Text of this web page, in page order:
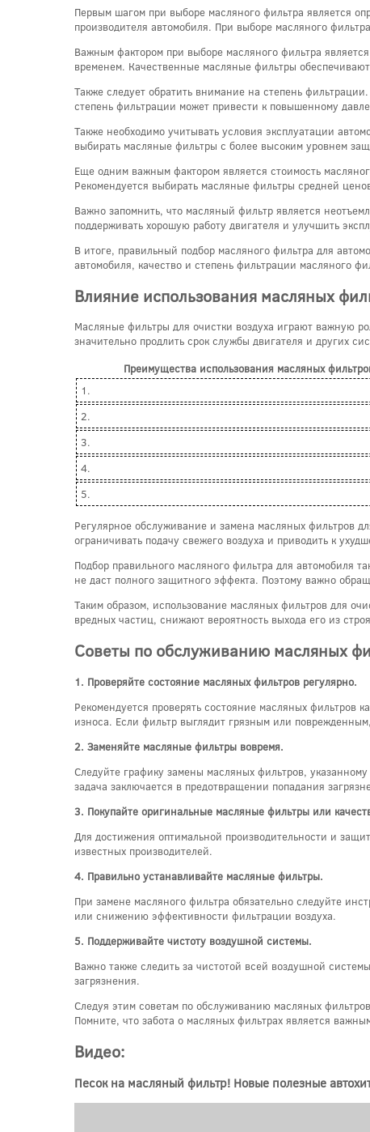
Первым шагом при выборе масляного фильтра является
производителя автомобиля. При выборе масляного
Важным фактором при выборе масляного фильтра
временем. Качественные масляные фильтры
Также следует обратить внимание на степень
степень фильтрации может привести к повышенному
Также необходимо учитывать условия эксплуатации
выбирать масляные фильтры с более высоким уровнем
Еще одним важным фактором является стоимость
Рекомендуется выбирать масляные фильтры средней
Важно запомнить, что масляный фильтр является
поддерживать хорошую работу двигателя и улучшить
В итоге, правильный подбор масляного фильтра для
автомобиля, качество и степень фильтрации масляного
Влияние использования масляных
Масляные фильтры для очистки воздуха играют важную
значительно продлить срок службы двигателя и других
Преимущества использования масляных
1.
2.
3.
4.
5.
Регулярное обслуживание и замена масляных фильтров
ограничивать подачу свежего воздуха и приводить к
Подбор правильного масляного фильтра для автомобиля
не даст полного защитного эффекта. Поэтому важно
Таким образом, использование масляных фильтров для
вредных частиц, снижают вероятность выхода его из
Советы по обслуживанию масляных
1. Проверяйте состояние масляных фильтров регулярно.
Рекомендуется проверять состояние масляных фильтров
износа. Если фильтр выглядит грязным или
2. Заменяйте масляные фильтры вовремя.
Следуйте графику замены масляных фильтров,
задача заключается в предотвращении попадания
3. Покупайте оригинальные масляные фильтры или
Для достижения оптимальной производительности и
известных производителей.
4. Правильно устанавливайте масляные фильтры.
При замене масляного фильтра обязательно следуйте
или снижению эффективности фильтрации воздуха.
5. Поддерживайте чистоту воздушной системы.
Важно также следить за чистотой всей воздушной
загрязнения.
Следуя этим советам по обслуживанию масляных
Помните, что забота о масляных фильтрах является
Видео:
Песок на масляный фильтр! Новые полезные